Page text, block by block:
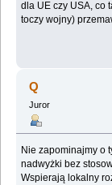
dla UE czy USA, co
toczy wojny)
Q
Juror
Nie zapominajmy o
nadwyżki bez
Wspierają lokalny